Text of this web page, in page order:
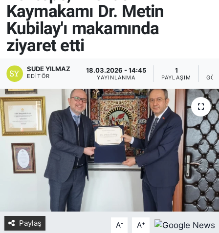
Kaymakamı Dr. Metin
Kubilay'ı makamında
ziyaret etti
SUDE YILMAZ
EDITÖR
18.03.2026 - 14:45
YAYINLANMA
1
PAYLAŞIM
Paylaş A- A+
Yurt Dışı Fuarlar
Teknoloji
Spor
KÜLTÜR SANAT
ŞİRKET HABERLERİ
SAVUNMA SANAYİ
FUAR HABERLERİ
FUAR TAKVİMİ
Amerika Fuarları
FUAR RAPORU
FESTİVAL HABERLERİ
FESTİVAL TAKVİMİ